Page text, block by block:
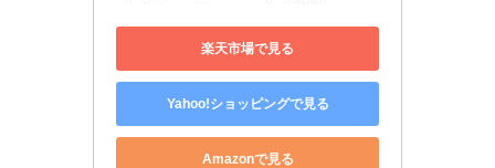
楽天市場で見る
Yahoo!ショッピングで見る
Amazonで見る